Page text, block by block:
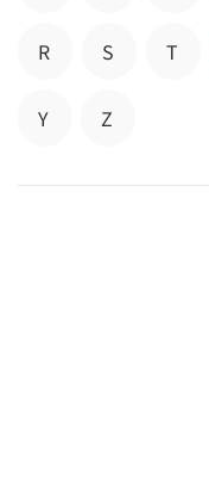
R S T
Y Z